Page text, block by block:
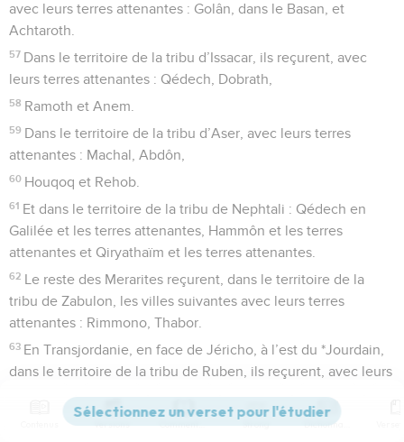
avec leurs terres attenantes : Golân, dans le Basan, et
Achtaroth.
57 Dans le territoire de la tribu d’Issacar, ils reçurent, avec
leurs terres attenantes : Qédech, Dobrath,
58 Ramoth et Anem.
59 Dans le territoire de la tribu d’Aser, avec leurs terres
attenantes : Machal, Abdôn,
60 Houqoq et Rehob.
61 Et dans le territoire de la tribu de Nephtali : Qédech en
Galilée et les terres attenantes, Hammôn et les terres
attenantes et Qiryathaïm et les terres attenantes.
62 Le reste des Merarites reçurent, dans le territoire de la
tribu de Zabulon, les villes suivantes avec leurs terres
attenantes : Rimmono, Thabor.
63 En Transjordanie, en face de Jéricho, à l’est du *Jourdain,
dans le territoire de la tribu de Ruben, ils reçurent, avec leurs
Qedémoth, Méphaat.
Versions Commentaires Strong